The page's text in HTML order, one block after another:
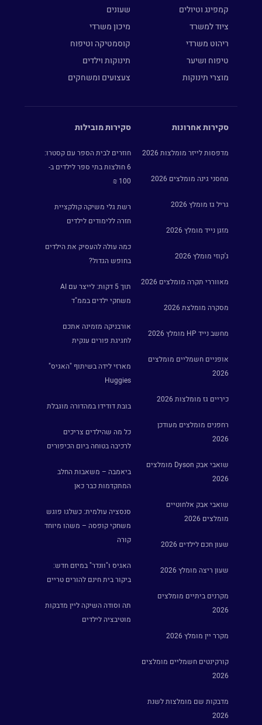
קמפינג וטיולים
שעונים
ציוד למשרד
מיכון משרדי
ריהוט משרדי
קוסמטיקה וטיפוח
טיפוח ושיער
תינוקות וילדים
מוצרי תינוקות
צעצועים ומשחקים
סקירות אחרונות
מדפסות לייזר מומלצות 2026
מחסני גינה מומלצים 2026
גריל גז מומלץ 2026
מזגן נייד מומלץ 2026
ג'קוזי מומלץ 2026
מאווררי תקרה מומלצים 2026
מסקרה מומלצת 2026
מחשב נייד HP מומלץ 2026
אופניים חשמליים מומלצים
2026
כיריים גז מומלצות 2026
רחפנים מומלצים מעודכן
2026
שואבי אבק Dyson מומלצים
2026
שואבי אבק אלחוטיים
מומלצים 2026
שעון חכם לילדים 2026
שעון ריצה מומלץ 2026
מקרנים ביתיים מומלצים
2026
מקרר יין מומלץ 2026
קורקינטים חשמליים מומלצים
2026
מדבקות שם מומלצות לשנת
2026
סקירות מובילות
חוזרים לבית הספר עם קסטרו:
6 חולצות בתי ספר לילדים ב-
100 ₪
רשת גלי משיקה קולקציית
חזרה ללימודים לילדים
כמה עולה להעסיק את הילדים
בחופש הגדול?
תוך 5 דקות: לייצר עם AI
משחקי ילדים בממ"ד
אורבניקה מזמינה אתכם
לחגיגת פורים ענקית
מארזי לידה בשיתוף "האגיס"
Huggies
בובת דודידו במהדורה מוגבלת
כל מה שהילדים צריכים
לרכיבה בטוחה ביום הכיפורים
ביאמבה – משאבות החלב
המתקדמות כבר כאן
סנסציה עולמית: כשלגו פוגש
משחקי קופסה – משהו מיוחד
קורה
האגיס ו"וונדר" במיזם חדש:
ביקור בית חינם להורים טריים
תה וסודה השיקה ליין מדבקות
מוטיבציה לילדים